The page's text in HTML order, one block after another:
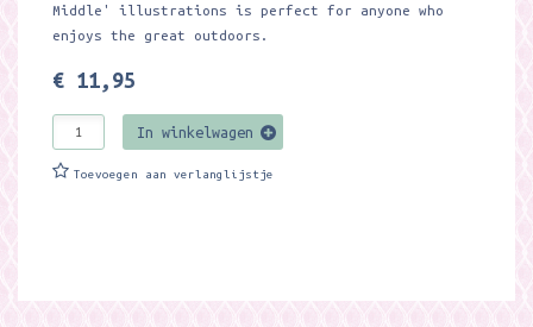
Middle' illustrations is perfect for anyone who
enjoys the great outdoors.
€ 11,95
In winkelwagen
Toevoegen aan verlanglijstje